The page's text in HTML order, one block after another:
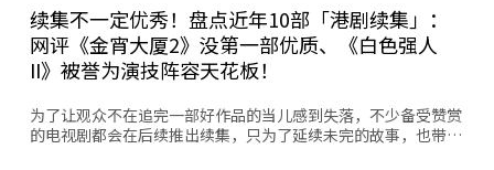
续集不一定优秀！盘点近年10部「港剧续集」：
网评《金宵大厦2》没第一部优质、《白色强人
II》被誉为演技阵容天花板！
为了让观众不在追完一部好作品的当儿感到失落，不少备受赞赏
的电视剧都会在后续推出续集，只为了延续未完的故事，也带…